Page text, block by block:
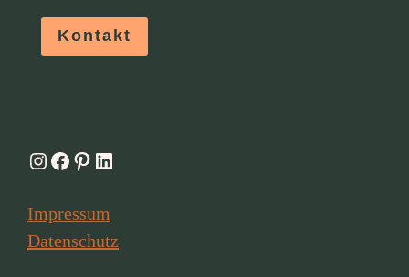
Kontakt
Instagram
Facebook
Pinterest
LinkedIn
Impressum
Datenschutz